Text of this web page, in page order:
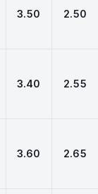
3.50 2.50
3.40 2.55
3.60 2.65